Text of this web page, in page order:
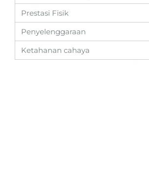
Prestasi Fisik
Penyelenggaraan
Ketahanan cahaya